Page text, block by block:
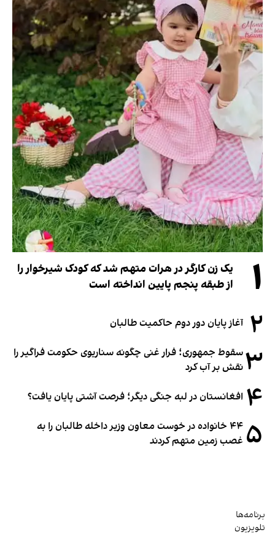
۱
یک زن کارگر در هرات متهم شد که کودک شیرخوار را
از طبقه پنجم پایین انداخته است
۲ آغاز پایان دور دوم حاکمیت طالبان
۳سقوط جمهوری؛ فرار غنی چگونه سناریوی حکومت فراگیر را
نقش بر آب کرد
۴ افغانستان در لبه جنگی دیگر؛ فرصت آشتی پایان یافت؟
۵
۴۴ خانواده در خوست معاون وزیر داخله طالبان را به
غصب زمین متهم کردند
برنامه‌ها
تلویزیون